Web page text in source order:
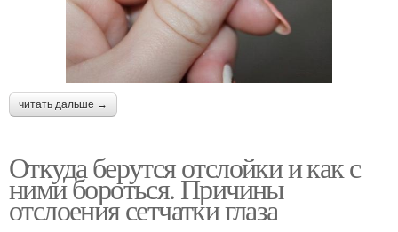
читать дальше →
Откуда берутся отслойки и как с
ними бороться. Причины
отслоения сетчатки глаза